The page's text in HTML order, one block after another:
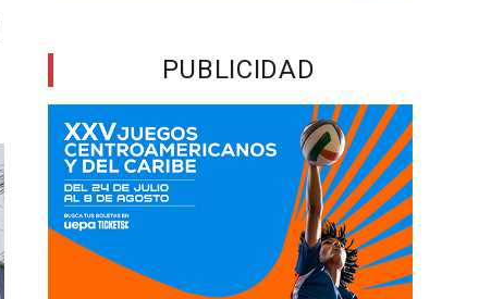
PUBLICIDAD